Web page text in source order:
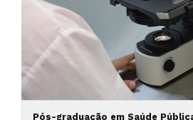
Pós-graduação em Saúde